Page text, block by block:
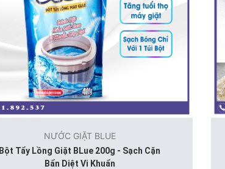
NƯỚC GIẶT BLUE
Bột Tẩy Lồng Giặt BLue 200g - Sạch Cặn
Bẩn Diệt Vi Khuẩn